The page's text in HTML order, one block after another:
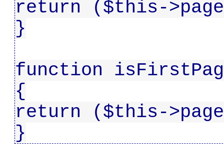
return ($this-
}
function
{
return ($this-
}